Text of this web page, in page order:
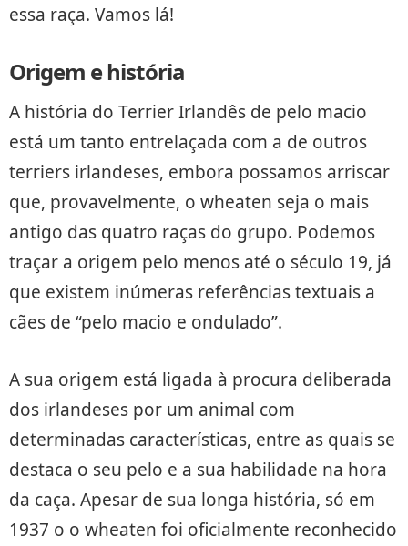
essa raça. Vamos lá!
Origem e história
A história do Terrier Irlandês de pelo macio
está um tanto entrelaçada com a de outros
terriers irlandeses, embora possamos arriscar
que, provavelmente, o wheaten seja o mais
antigo das quatro raças do grupo. Podemos
traçar a origem pelo menos até o século 19, já
que existem inúmeras referências textuais a
cães de “pelo macio e ondulado”.
A sua origem está ligada à procura deliberada
dos irlandeses por um animal com
determinadas características, entre as quais se
destaca o seu pelo e a sua habilidade na hora
da caça. Apesar de sua longa história, só em
1937 o o wheaten foi oficialmente reconhecido